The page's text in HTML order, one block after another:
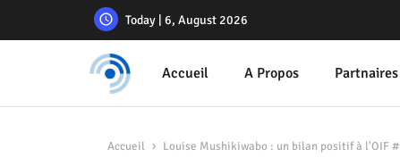
Today | 6, August 2026
Accueil A Propos Partnaires
Accueil Louise Mushikiwabo : un bilan positif à l'OIF